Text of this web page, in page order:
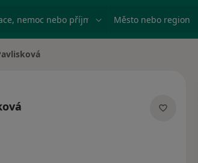
nemoc nebo příjmení Město nebo region